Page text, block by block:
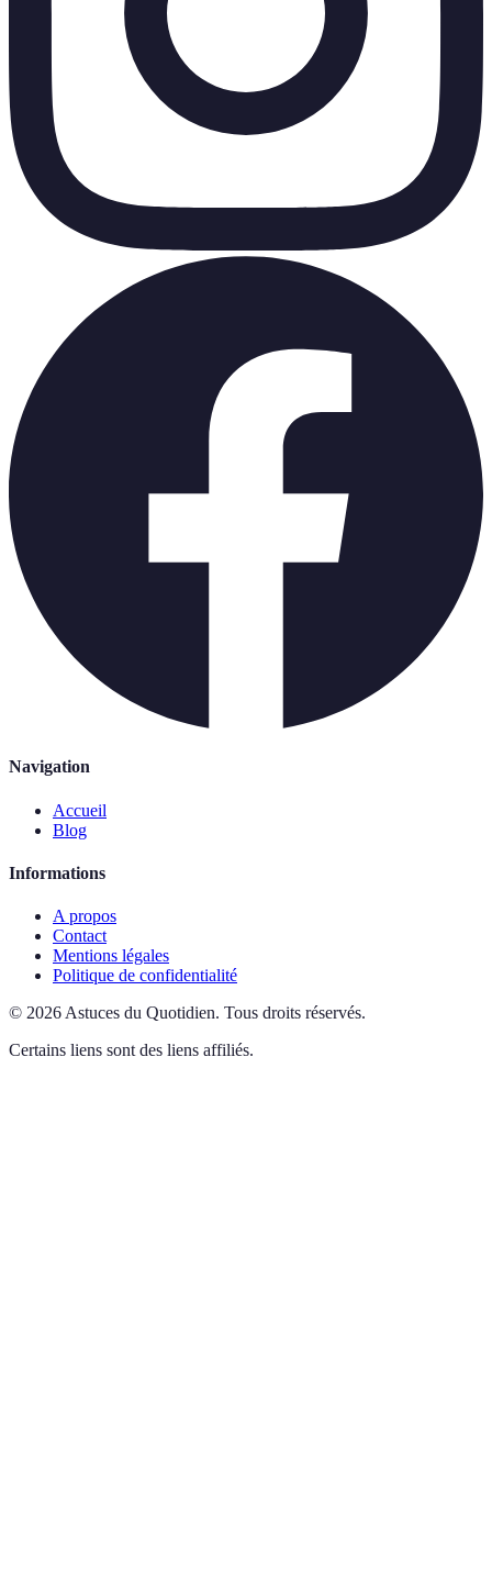
Navigation
Accueil
Blog
Informations
A propos
Contact
Mentions légales
Politique de confidentialité
© 2026 Astuces du Quotidien. Tous droits réservés.
Certains liens sont des liens affiliés.